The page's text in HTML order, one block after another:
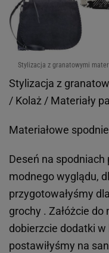
Stylizacja z granatowymi
Stylizacja z
/ Kolaż / Materiały
Materiałowe
Deseń na
modnego wyglądu,
przygotowałyśmy
grochy . Załóżcie do
dobierzcie dodatki
postawiłyśmy na